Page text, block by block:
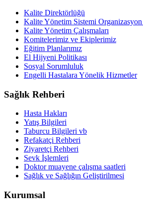
Kalite Direktörlüğü
Kalite Yönetim Sistemi Organizasyon
Kalite Yönetim Çalışmaları
Komitelerimiz ve Ekiplerimiz
Eğitim Planlarımız
El Hijyeni Politikası
Sosyal Sorumluluk
Engelli Hastalara Yönelik Hizmetler
Sağlık Rehberi
Hasta Hakları
Yatış Bilgileri
Taburcu Bilgileri vb
Refakatçi Rehberi
Ziyaretçi Rehberi
Sevk İşlemleri
Doktor muayene çalışma saatleri
Sağlık ve Sağlığın Geliştirilmesi
Kurumsal